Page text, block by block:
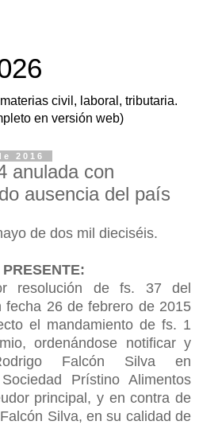
civil, laboral, tributaria.
en versión web)
2016
anulada con
ausencia del país
de dos mil dieciséis.
resolución de fs. 37 del
fecha 26 de febrero de 2015
el mandamiento de fs. 1
ordenándose notificar y
Falcón Silva en
Prístino Alimentos
principal, y en contra de
Silva, en su calidad de